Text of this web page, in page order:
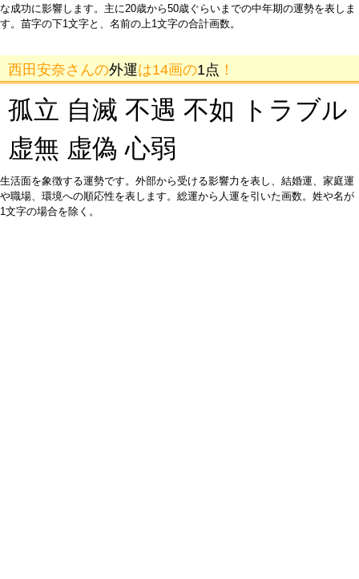
な成功に影響します。主に20歳から50歳ぐらいまでの中年期の運勢を表しま
す。苗字の下1文字と、名前の上1文字の合計画数。
西田安奈さんの外運は14画の1点 ！
孤立 自滅 不遇 不如 トラブル
虚無 虚偽 心弱
生活面を象徴する運勢です。外部から受ける影響力を表し、結婚運、家庭運
や職場、環境への順応性を表します。総運から人運を引いた画数。姓や名が
1文字の場合を除く。